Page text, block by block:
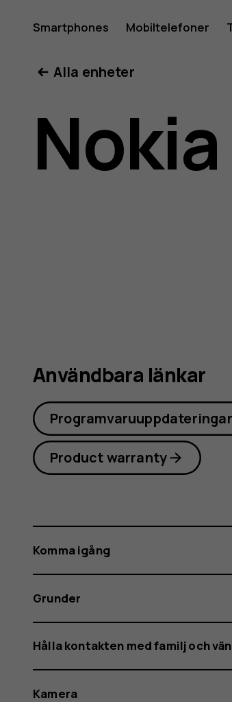
för
Nokia
Smartphones Mobiltelefoner
Alla enheter
Nokia
Användbara länkar
Programvaruuppdateringar
Product warranty
Komma igång
Grunder
Hålla kontakten med familj och
Kamera